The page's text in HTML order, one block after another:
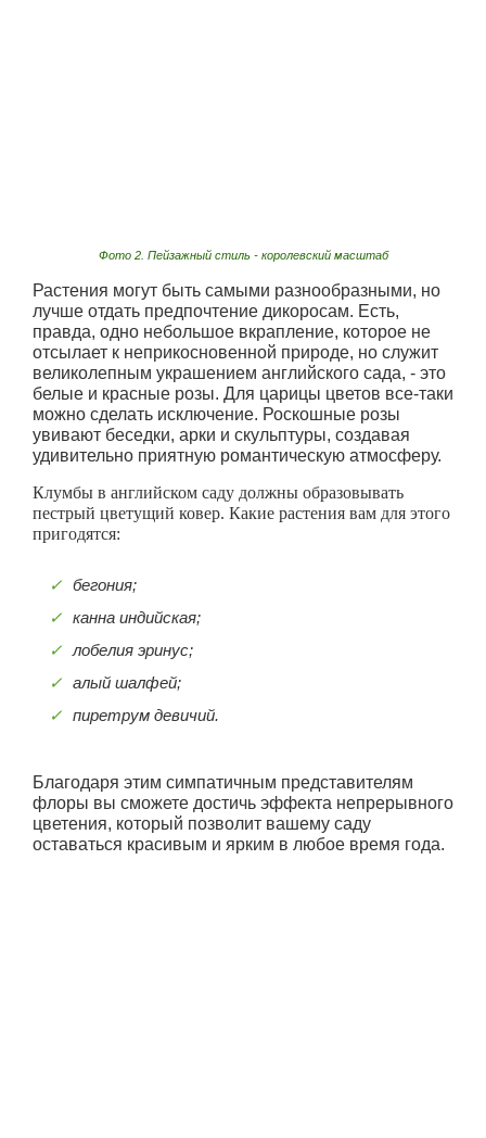
Фото 2. Пейзажный стиль - королевский масштаб
Растения могут быть самыми разнообразными, но
лучше отдать предпочтение дикоросам. Есть,
правда, одно небольшое вкрапление, которое не
отсылает к неприкосновенной природе, но служит
великолепным украшением английского сада, - это
белые и красные розы. Для царицы цветов все-таки
можно сделать исключение. Роскошные розы
увивают беседки, арки и скульптуры, создавая
удивительно приятную романтическую атмосферу.
Клумбы в английском саду должны образовывать
пестрый цветущий ковер. Какие растения вам для этого
пригодятся:
бегония;
канна индийская;
лобелия эринус;
алый шалфей;
пиретрум девичий.
Благодаря этим симпатичным представителям
флоры вы сможете достичь эффекта непрерывного
цветения, который позволит вашему саду
оставаться красивым и ярким в любое время года.